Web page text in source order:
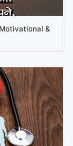
Motivational &